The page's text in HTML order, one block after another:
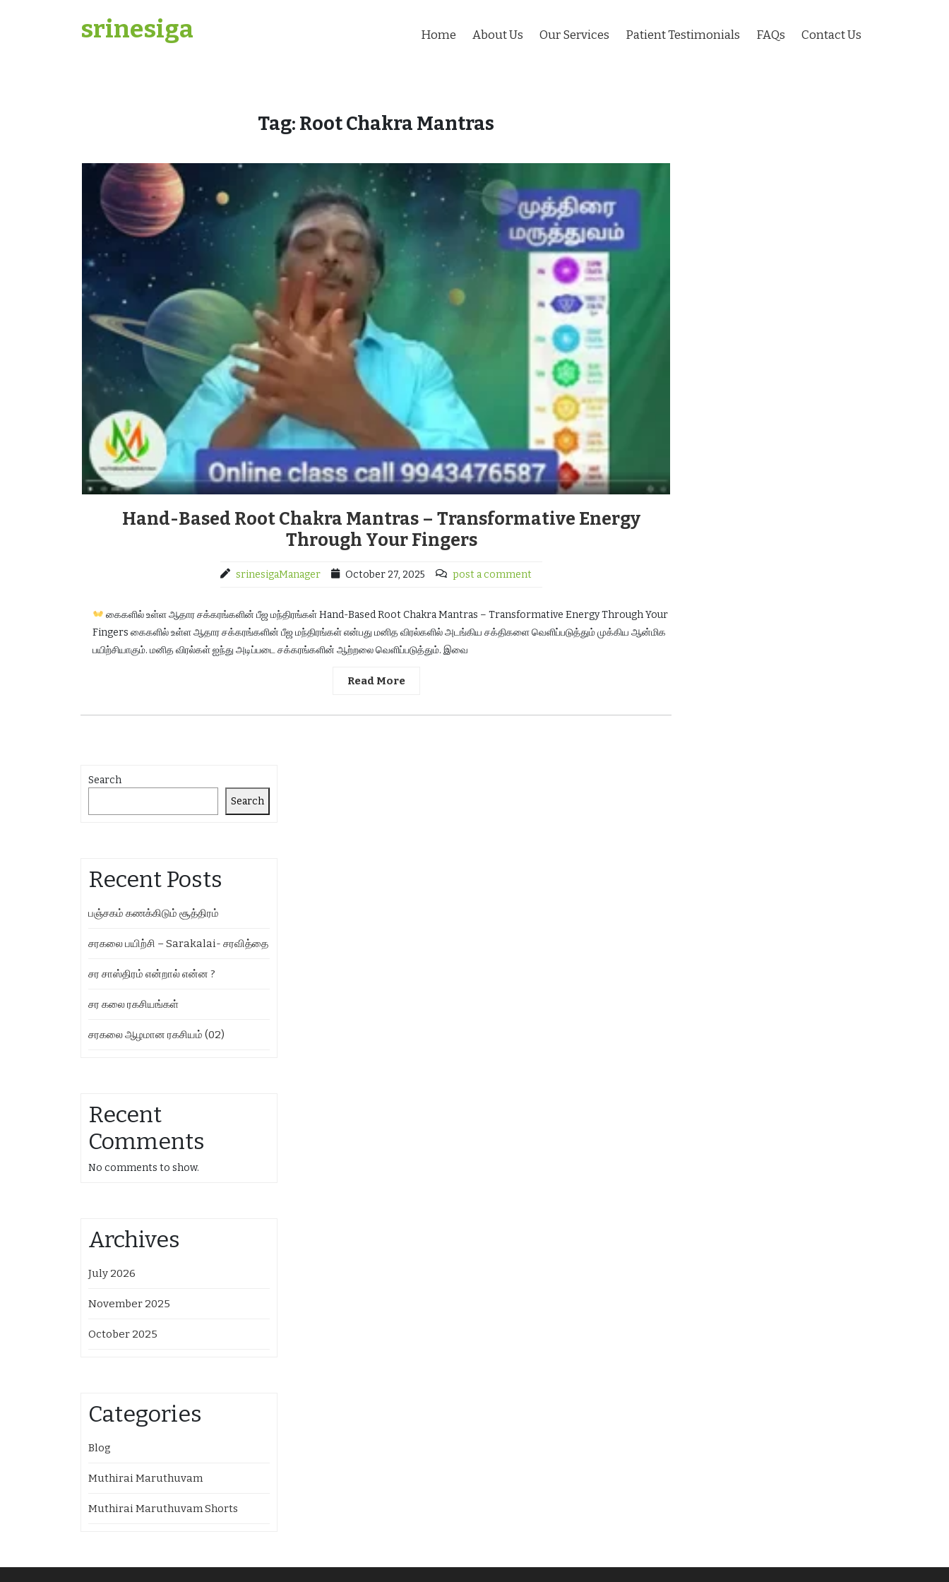
srinesiga Home About Us Our Services Patient Testimonials FAQs Contact Us
Tag: Root Chakra Mantras
Hand-Based Root Chakra Mantras – Transformative Energy
Through Your Fingers
srinesigaManager October 27, 2025 post a comment
கைகளில் உள்ள ஆதார சக்கரங்களின் பீஜ மந்திரங்கள் Hand-Based Root Chakra Mantras – Transformative Energy Through Your
Fingers கைகளில் உள்ள ஆதார சக்கரங்களின் பீஜ மந்திரங்கள் என்பது மனித விரல்களில் அடங்கிய சக்திகளை வெளிப்படுத்தும் முக்கிய ஆன்மிக
பயிற்சியாகும். மனித விரல்கள் ஐந்து அடிப்படை சக்கரங்களின் ஆற்றலை வெளிப்படுத்தும். இவை
Read More
Search
Search
Recent Posts
பஞ்சகம் கணக்கிடும் சூத்திரம்
சரகலை பயிற்சி – Sarakalai- சரவித்தை
சர சாஸ்திரம் என்றால் என்ன ?
சர கலை ரகசியங்கள்
சரகலை ஆழமான ரகசியம் (02)
Recent
Comments
No comments to show.
Archives
July 2026
November 2025
October 2025
Categories
Blog
Muthirai Maruthuvam
Muthirai Maruthuvam Shorts